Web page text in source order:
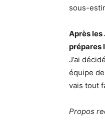
sous-
Après les
prépares
J’ai
équipe
vais tout
Propos